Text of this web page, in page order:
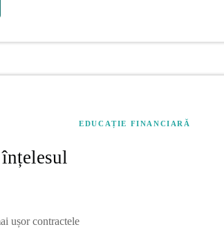
EDUCAȚIE FINANCIARĂ
ușor contractele